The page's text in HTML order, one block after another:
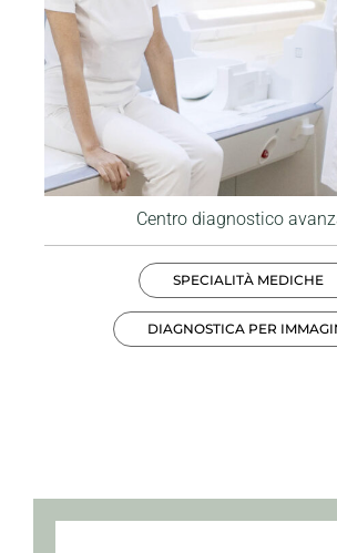
Centro diagnostico
SPECIALITÀ MEDICHE
DIAGNOSTICA PER